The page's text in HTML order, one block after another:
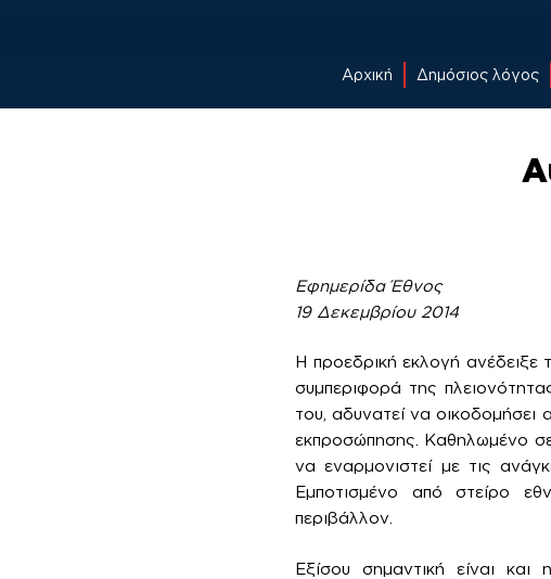
Αρχική Δημόσιος λόγος
Εφημερίδα Έθνος
19 Δεκεμβρίου 2014
Η προεδρική εκλογή ανέδειξε
συμπεριφορά της
του, αδυνατεί να οικοδομήσει
εκπροσώπησης. Καθηλωμένο σε
να εναρμονιστεί με τις
Εμποτισμένο από στείρο
περιβάλλον.
Εξίσου σημαντική είναι